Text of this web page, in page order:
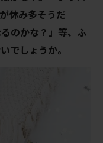
休み多そうだ
のかな？」等、ふ
でしょうか。